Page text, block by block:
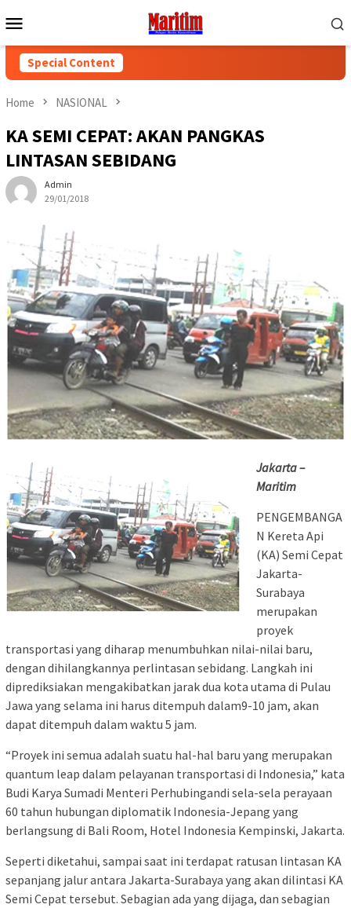
to
Menu
Special Content
Home NASIONAL
KA SEMI CEPAT: AKAN PANGKAS
LINTASAN SEBIDANG
Admin
29/01/2018
Jakarta –
Maritim
PENGEMBANGA
N Kereta Api
(KA) Semi Cepat
Jakarta-
Surabaya
merupakan
proyek
transportasi yang diharap menumbuhkan nilai-nilai baru,
dengan dihilangkannya perlintasan sebidang. Langkah ini
diprediksiakan mengakibatkan jarak dua kota utama di Pulau
Jawa yang selama ini harus ditempuh dalam9-10 jam, akan
dapat ditempuh dalam waktu 5 jam.
“Proyek ini semua adalah suatu hal-hal baru yang merupakan
quantum leap dalam pelayanan transportasi di Indonesia,” kata
Budi Karya Sumadi Menteri Perhubingandi sela-sela perayaan
60 tahun hubungan diplomatik Indonesia-Jepang yang
berlangsung di Bali Room, Hotel Indonesia Kempinski, Jakarta.
Seperti diketahui, sampai saat ini terdapat ratusan lintasan KA
sepanjang jalur antara Jakarta-Surabaya yang akan dilintasi KA
Semi Cepat tersebut. Sebagian ada yang dijaga, dan sebagian